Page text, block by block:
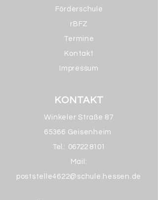
Förderschule
rBFZ
Termine
Kontakt
Impressum
KONTAKT
Winkeler Straße 87
65366 Geisenheim
Tel.: 06722 8101
Mail:
poststelle4622@schule.hessen.de